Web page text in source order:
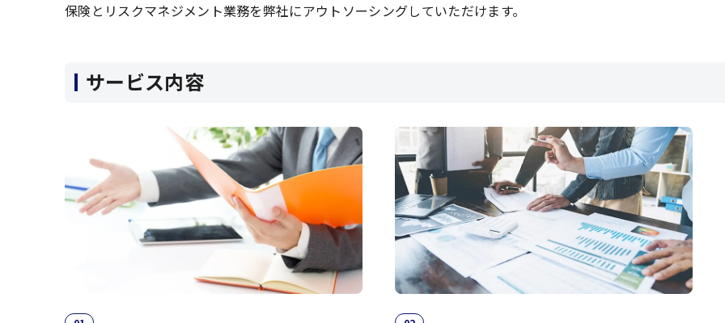
保険とリスクマネジメント業務を弊社にアウトソーシングしていただけます。
サービス内容